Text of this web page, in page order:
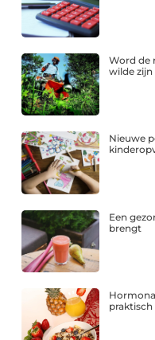
Word de
wilde zijn
Nieuwe
Een
brengt